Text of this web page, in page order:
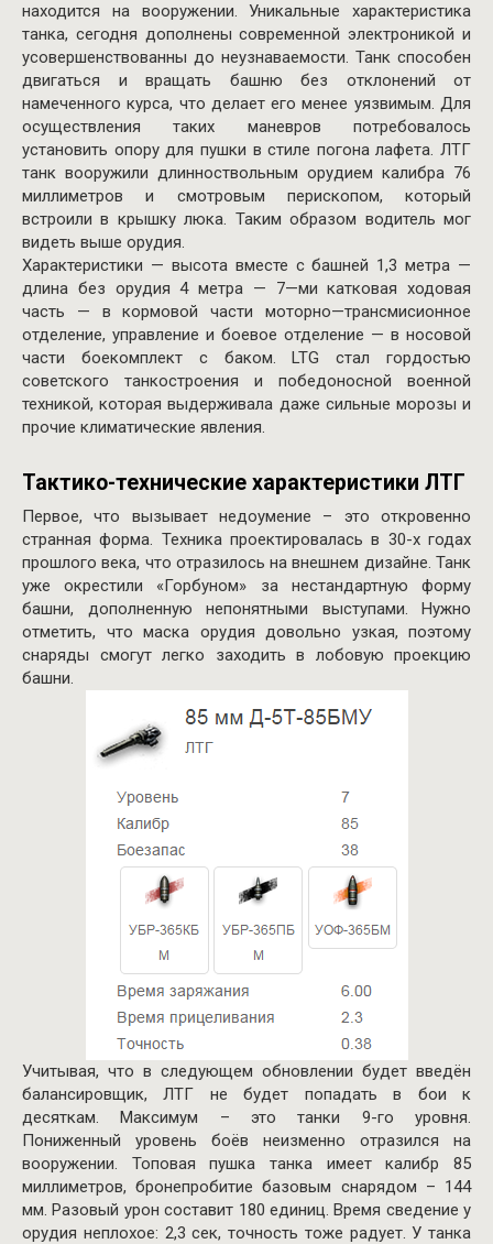
находится на вооружении. Уникальные характеристика
танка, сегодня дополнены современной электроникой и
усовершенствованны до неузнаваемости. Танк способен
двигаться и вращать башню без отклонений от
намеченного курса, что делает его менее уязвимым. Для
осуществления таких маневров потребовалось
установить опору для пушки в стиле погона лафета. ЛТГ
танк вооружили длинноствольным орудием калибра 76
миллиметров
и смотровым перископом, который
встроили в крышку люка. Таким образом водитель мог
видеть выше орудия.
Характеристики — высота вместе с башней 1,3 метра —
длина без орудия 4 метра — 7—ми катковая ходовая
часть — в кормовой части моторно—трансмисионное
отделение, управление и боевое отделение — в носовой
части
боекомплект с баком. LTGстал гордостью
советского танкостроения и победоносной военной
техникой, которая выдерживала даже сильные морозы и
прочие климатические явления.
Тактико-технические характеристики ЛТГ
Первое, что вызывает недоумение – это откровенно
странная форма. Техника проектировалась в 30-х годах
прошлого века, что отразилось на внешнем дизайне. Танк
уже окрестили «Горбуном» за нестандартную форму
башни, дополненную непонятными выступами. Нужно
отметить, что маска орудия довольно узкая, поэтому
снаряды смогут легко заходить в лобовую проекцию
башни.
Учитывая, что в следующем обновлении будет введён
балансировщик, ЛТГ не будет попадать в бои к
десяткам. Максимум – это танки 9-го уровня.
Пониженный уровень боёв неизменно отразился на
вооружении. Топовая пушка танка имеет калибр 85
миллиметров, бронепробитие базовым снарядом – 144
мм. Разовый урон составит 180 единиц. Время сведение у
орудия неплохое: 2,3 сек, точность тоже радует. У танка